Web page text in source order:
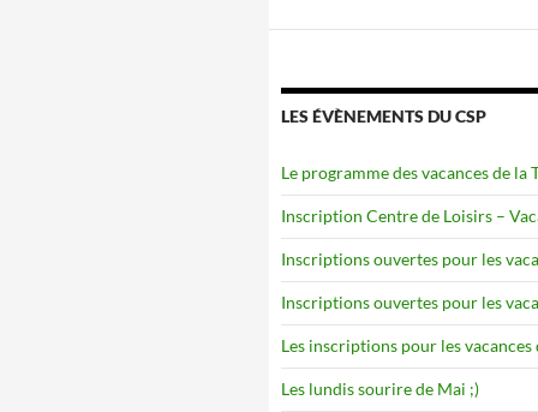
LES ÉVÈNEMENTS DU CSP
Le programme des vacances de la
Inscription Centre de Loisirs –
Inscriptions ouvertes pour les
Inscriptions ouvertes pour les
Les inscriptions pour les
Les lundis sourire de Mai ;)